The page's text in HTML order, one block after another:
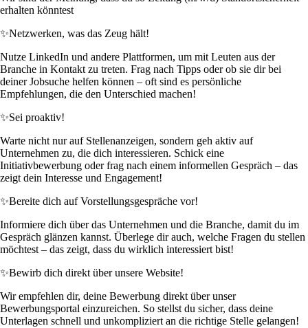
erhalten könntest
✨Netzwerken, was das Zeug hält!
Nutze LinkedIn und andere Plattformen, um mit Leuten aus der
Branche in Kontakt zu treten. Frag nach Tipps oder ob sie dir bei
deiner Jobsuche helfen können – oft sind es persönliche
Empfehlungen, die den Unterschied machen!
✨Sei proaktiv!
Warte nicht nur auf Stellenanzeigen, sondern geh aktiv auf
Unternehmen zu, die dich interessieren. Schick eine
Initiativbewerbung oder frag nach einem informellen Gespräch – das
zeigt dein Interesse und Engagement!
✨Bereite dich auf Vorstellungsgespräche vor!
Informiere dich über das Unternehmen und die Branche, damit du im
Gespräch glänzen kannst. Überlege dir auch, welche Fragen du stellen
möchtest – das zeigt, dass du wirklich interessiert bist!
✨Bewirb dich direkt über unsere Website!
Wir empfehlen dir, deine Bewerbung direkt über unser
Bewerbungsportal einzureichen. So stellst du sicher, dass deine
Unterlagen schnell und unkompliziert an die richtige Stelle gelangen!